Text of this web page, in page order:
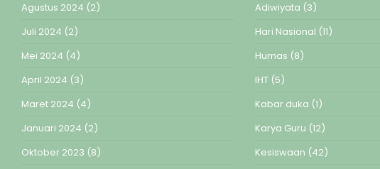
Agustus 2024 (2)
Juli 2024 (2)
Mei 2024 (4)
April 2024 (3)
Maret 2024 (4)
Januari 2024 (2)
Oktober 2023 (8)
Adiwiyata (3)
Hari Nasional (11)
Humas (8)
IHT(5)
Kabar duka (1)
Karya Guru (12)
Kesiswaan (42)